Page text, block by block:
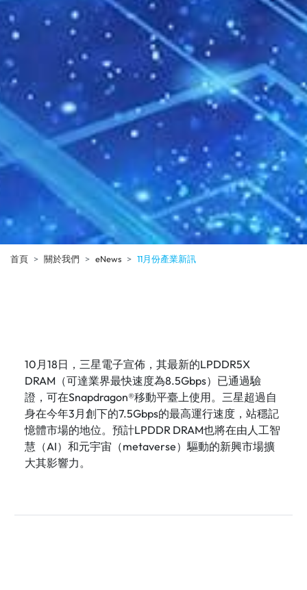
首頁 關於我們 eNews 11月份產業新訊
10月18日，三星電子宣佈，其最新的LPDDR5X
DRAM（可達業界最快速度為8.5Gbps）已通過驗
證，可在Snapdragon®移動平臺上使用。三星超過自
身在今年3月創下的7.5Gbps的最高運行速度，站穩記
憶體市場的地位。預計LPDDR DRAM也將在由人工智
慧（AI）和元宇宙（metaverse）驅動的新興市場擴
大其影響力。